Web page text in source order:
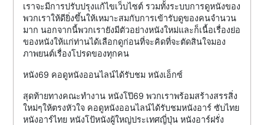
เราจะมีการปรับปรุงแก้ไขเว็บไซต์ รวมทั้งระบบการดูหนังของ
พวกเราให้ดียิ่งขึ้นให้เหมาะสมกับการเข้ารับดูของคนจำนวน
มาก นอกจากนี้พวกเรายังมีตัวอย่างหนังใหม่และก็เนื้อเรื่องย่อ
ของหนังให้แก่ท่านได้เลือกดูก่อนที่จะคิดที่จะตัดสินใจมอง
ภาพยนต์เรื่องโปรดของทุกคน
หนัง69 คอดูหนังออนไลน์ได้รับชม หนังเอ็กซ์
สุดท้ายทางคณะทำงาน หนังโป๊69 พวกเราพร้อมสร้างสรรสิ่ง
ใหม่ๆให้ตรงหัวใจ คอดูหนังออนไลน์ได้รับชมหนังอาร์ ซับไทย
หนังอาร์ไทย หนังโป้หนังผู้ใหญ่ประเทศญี่ปุ่น หนังอาร์ฝรั่ง